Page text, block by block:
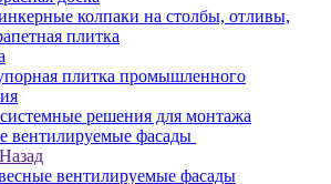
колпаки на столбы, отливы,
плитка
плитка промышленного
решения для монтажа
вентилируемые фасады
Назад
вентилируемые фасады